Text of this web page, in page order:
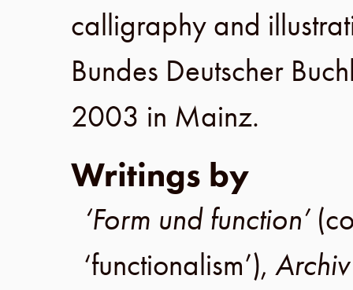
calligraphy and
Bundes Deutscher
2003 in Mainz.
Writings by
‘Form und function’
‘functionalism’),